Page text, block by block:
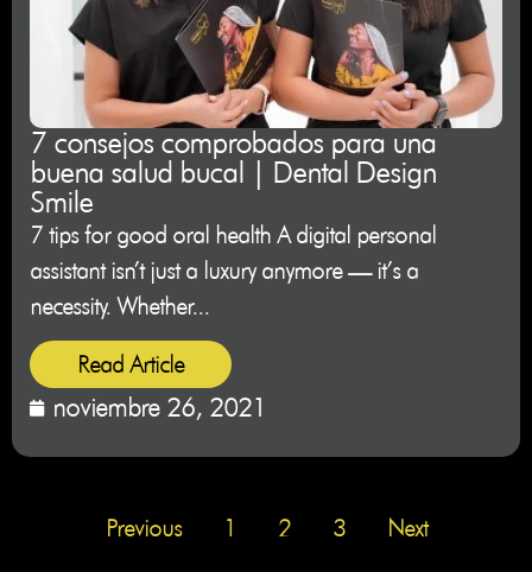
7 consejos comprobados para una
buena salud bucal | Dental Design
Smile
7 tips for good oral health A digital personal
assistant isn’t just a luxury anymore — it’s a
necessity. Whether...
Read Article
noviembre 26, 2021
Previous 1 2 3 Next